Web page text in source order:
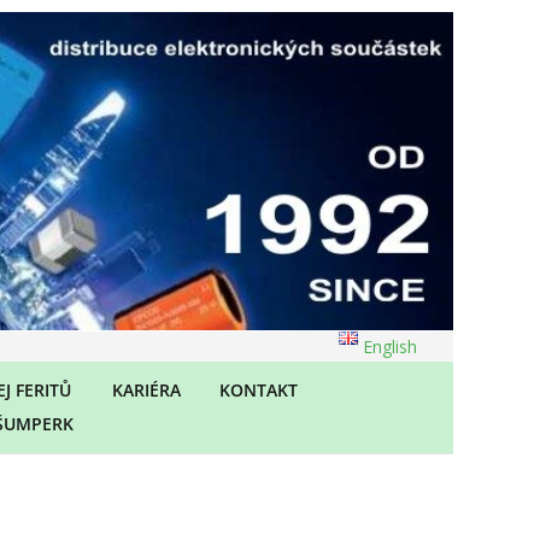
English
FERITŮ
KARIÉRA KONTAKT